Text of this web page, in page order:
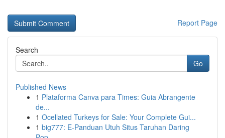
Report Page
Search
Go
Published News
1 Plataforma Canva para Times: Guia Abrangente
de...
1 Ocellated Turkeys for Sale: Your Complete Gui...
1 big777: E-Panduan Utuh Situs Taruhan Daring